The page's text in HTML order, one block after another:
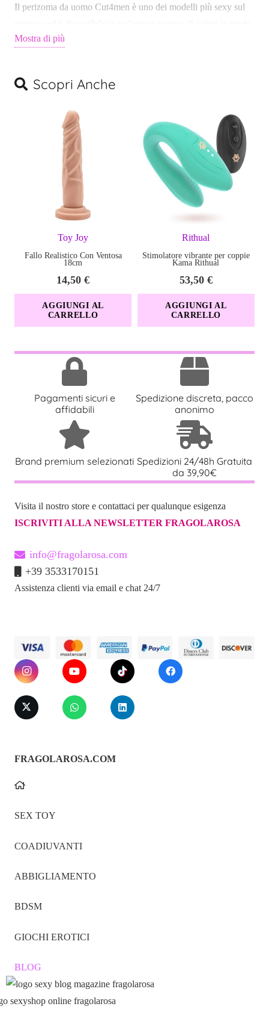
Il perizoma da uomo Cut4men è uno dei modelli più sexy sul
da poter scegliere quello più adatto alla tua personalità.
offre l’equilibrio ideale tra elasticità e supporto. Il perizoma da
Mostra di più
Scopri Anche
Toy Joy
Fallo Realistico Con Ventosa
18cm
14,50€
AGGIUNGI AL
CARRELLO
Rithual
Stimolatore vibrante per coppie
Kama Rithual
53,50 €
AGGIUNGI AL
CARRELLO
Pagamenti sicuri e
affidabili
Spedizione discreta, pacco
anonimo
Brand premium selezionati Spedizioni 24/48h Gratuita
da 39,90€
Visita il nostro store e contattaci per qualunque esigenza
ISCRIVITI ALLA NEWSLETTER FRAGOLAROSA
info@fragolarosa.com
+39 3533170151
Assistenza clienti via email e chat 24/7
FRAGOLAROSA.COM
SEX TOY
COADIUVANTI
ABBIGLIAMENTO
BDSM
GIOCHI EROTICI
BLOG